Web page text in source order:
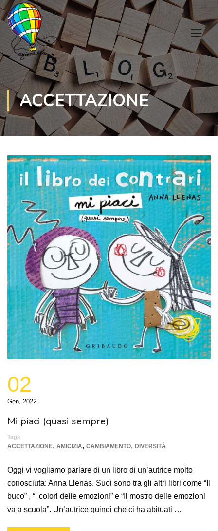
ACCETTAZIONE
02
Gen, 2022
Mi piaci (quasi sempre)
Tags
ACCETTAZIONE, AMICIZIA, CAMBIAMENTO, DIVERSITÀ
Oggi vi vogliamo parlare di un libro di un’autrice molto
conosciuta: Anna Llenas. Suoi sono tra gli altri libri come “Il
buco” , “I colori delle emozioni” e “Il mostro delle emozioni
va a scuola”. Un’autrice quindi che ci ha abituati …